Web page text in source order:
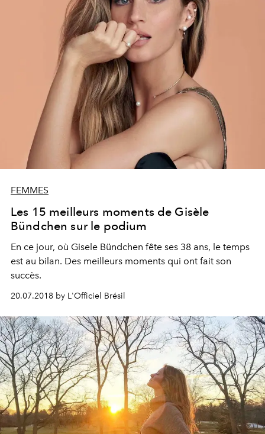
FEMMES
Les 15 meilleurs moments de Gisèle
Bündchen sur le podium
En ce jour, où Gisele Bündchen fête ses 38 ans, le temps
est au bilan. Des meilleurs moments qui ont fait son
succès.
20.07.2018 by L'Officiel Brésil